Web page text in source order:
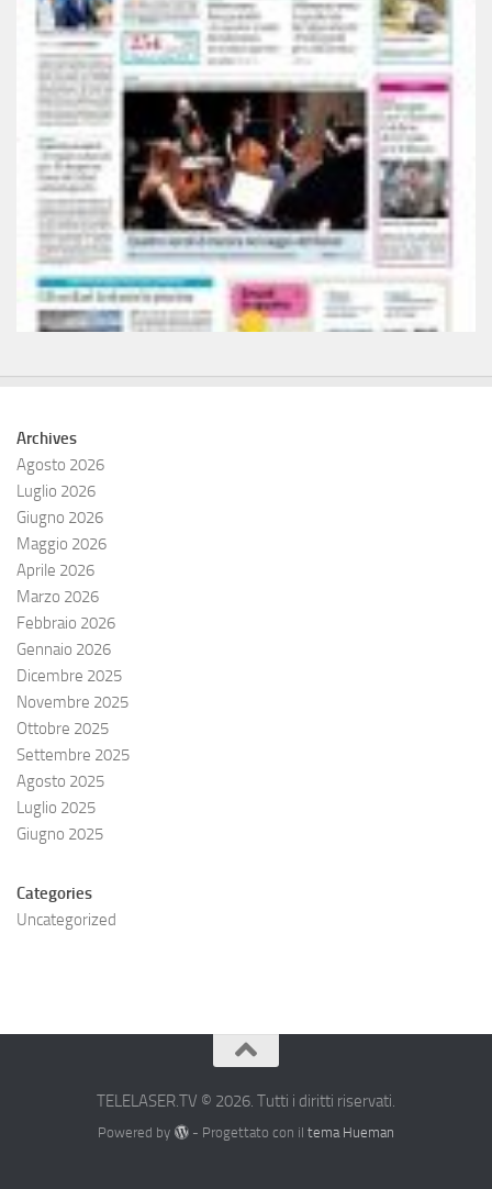
Archives
Agosto 2026
Luglio 2026
Giugno 2026
Maggio 2026
Aprile 2026
Marzo 2026
Febbraio 2026
Gennaio 2026
Dicembre 2025
Novembre 2025
Ottobre 2025
Settembre 2025
Agosto 2025
Luglio 2025
Giugno 2025
Categories
Uncategorized
TELELASER.TV © 2026. Tutti i diritti riservati.
Powered by - Progettato con il tema Hueman